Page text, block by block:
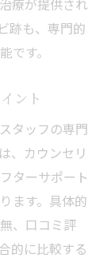
療が提供され
跡も、専門的
です。
ント
タッフの専門
、カウンセリ
ターサポート
ます。具体的
、口コミ評
的に比較する